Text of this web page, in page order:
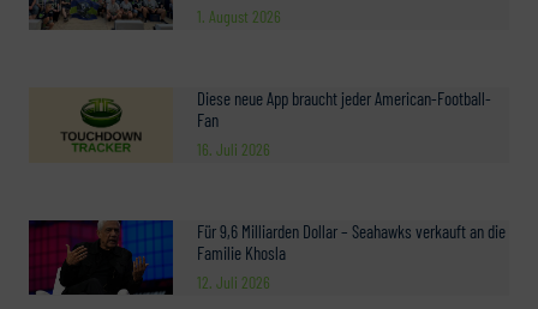
1. August 2026
Diese neue App braucht jeder American-Football-
Fan
16. Juli 2026
Für 9,6 Milliarden Dollar – Seahawks verkauft an die
Familie Khosla
12. Juli 2026